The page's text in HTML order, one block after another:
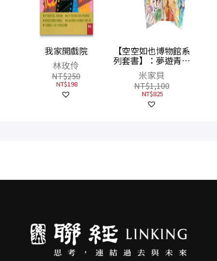
我家開戲院
林玫伶
NT$250
NT$198
【空空如也博物館系
列套書】：夢遊青銅
夜宴／尋找睡美人／
決戰玉靈幻境（共3
冊），附贈「蚩尤限
量簽名酷卡」一套三
張
米家貝
NT$1,100
NT$825